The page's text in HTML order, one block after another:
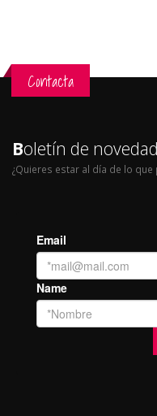
Contacta
Boletín de
¿Quieres estar al día de lo que